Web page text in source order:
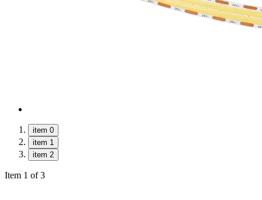
item 0
item 1
item 2
Item 1 of 3